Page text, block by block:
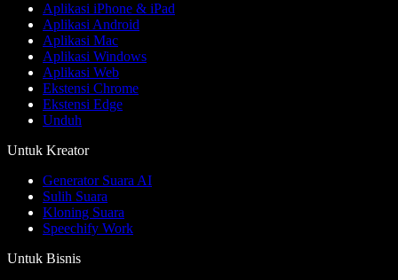
Aplikasi iPhone & iPad
Aplikasi Android
Aplikasi Mac
Aplikasi Windows
Aplikasi Web
Ekstensi Chrome
Ekstensi Edge
Unduh
Untuk Kreator
Generator Suara AI
Sulih Suara
Kloning Suara
Speechify Work
Untuk Bisnis